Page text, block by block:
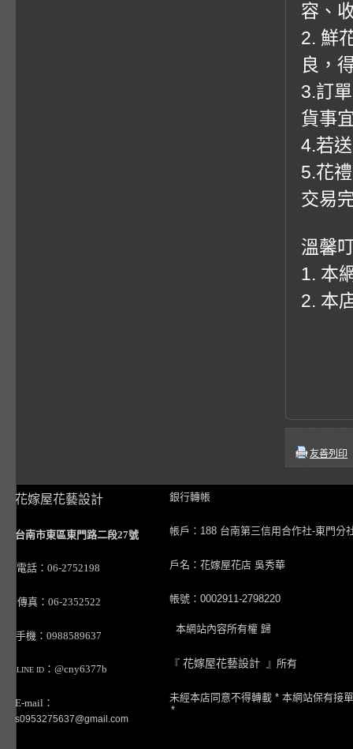
容、
2. 鮮
良，
3.訂
貨事
4.若
5.花
交易
溫馨
1. 本
2. 本
友善列印
花嫁屋花藝設計
台南市東區東門路二段27號
電話：06-2752198
傳真：06-2352522
手機：0988589637
LINE ID ：@cny6377b
E-mail：
s0953275637@gmail.com
銀行轉帳
帳戶：188 台南第三信用合作社-東門分
戶名：花嫁屋花店 吳秀華
帳號：0002911-2798220
本網站內容所有權 歸
『 花嫁屋花藝設計 』所有
未經本店同意不得轉載 * 本網站保有接
*